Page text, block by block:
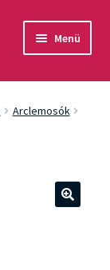
Menü
Arclemosók